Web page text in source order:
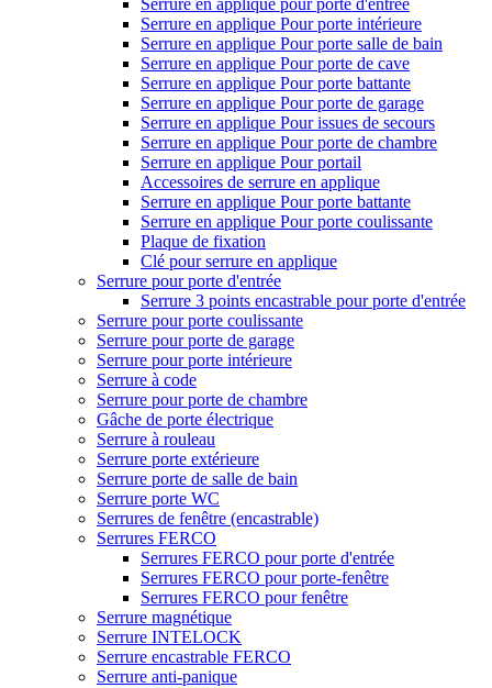
Serrure en applique pour porte d'entrée
Serrure en applique Pour porte intérieure
Serrure en applique Pour porte salle de bain
Serrure en applique Pour porte de cave
Serrure en applique Pour porte battante
Serrure en applique Pour porte de garage
Serrure en applique Pour issues de secours
Serrure en applique Pour porte de chambre
Serrure en applique Pour portail
Accessoires de serrure en applique
Serrure en applique Pour porte battante
Serrure en applique Pour porte coulissante
Plaque de fixation
Clé pour serrure en applique
Serrure pour porte d'entrée
Serrure 3 points encastrable pour porte d'entrée
Serrure pour porte coulissante
Serrure pour porte de garage
Serrure pour porte intérieure
Serrure à code
Serrure pour porte de chambre
Gâche de porte électrique
Serrure à rouleau
Serrure porte extérieure
Serrure porte de salle de bain
Serrure porte WC
Serrures de fenêtre (encastrable)
Serrures FERCO
Serrures FERCO pour porte d'entrée
Serrures FERCO pour porte-fenêtre
Serrures FERCO pour fenêtre
Serrure magnétique
Serrure INTELOCK
Serrure encastrable FERCO
Serrure anti-panique